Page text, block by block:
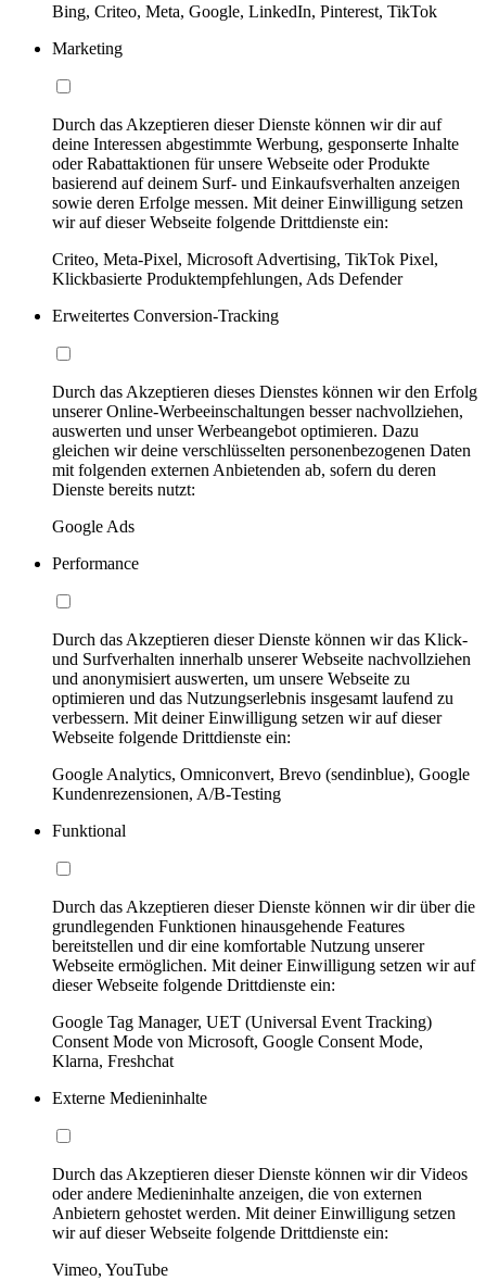
Bing, Criteo, Meta, Google, LinkedIn, Pinterest, TikTok
Marketing
Durch das Akzeptieren dieser Dienste können wir dir auf
deine Interessen abgestimmte Werbung, gesponserte Inhalte
oder Rabattaktionen für unsere Webseite oder Produkte
basierend auf deinem Surf- und Einkaufsverhalten anzeigen
sowie deren Erfolge messen. Mit deiner Einwilligung setzen
wir auf dieser Webseite folgende Drittdienste ein:
Criteo, Meta-Pixel, Microsoft Advertising, TikTok Pixel,
Klickbasierte Produktempfehlungen, Ads Defender
Erweitertes Conversion-Tracking
Durch das Akzeptieren dieses Dienstes können wir den Erfolg
unserer Online-Werbeeinschaltungen besser nachvollziehen,
auswerten und unser Werbeangebot optimieren. Dazu
gleichen wir deine verschlüsselten personenbezogenen Daten
mit folgenden externen Anbietenden ab, sofern du deren
Dienste bereits nutzt:
Google Ads
Performance
Durch das Akzeptieren dieser Dienste können wir das Klick-
und Surfverhalten innerhalb unserer Webseite nachvollziehen
und anonymisiert auswerten, um unsere Webseite zu
optimieren und das Nutzungserlebnis insgesamt laufend zu
verbessern. Mit deiner Einwilligung setzen wir auf dieser
Webseite folgende Drittdienste ein:
Google Analytics, Omniconvert, Brevo (sendinblue), Google
Kundenrezensionen, A/B-Testing
Funktional
Durch das Akzeptieren dieser Dienste können wir dir über die
grundlegenden Funktionen hinausgehende Features
bereitstellen und dir eine komfortable Nutzung unserer
Webseite ermöglichen. Mit deiner Einwilligung setzen wir auf
dieser Webseite folgende Drittdienste ein:
Google Tag Manager, UET (Universal Event Tracking)
Consent Mode von Microsoft, Google Consent Mode,
Klarna, Freshchat
Externe Medieninhalte
Durch das Akzeptieren dieser Dienste können wir dir Videos
oder andere Medieninhalte anzeigen, die von externen
Anbietern gehostet werden. Mit deiner Einwilligung setzen
wir auf dieser Webseite folgende Drittdienste ein:
Vimeo, YouTube